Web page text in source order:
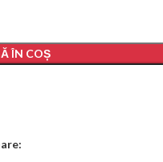
ÎN COȘ